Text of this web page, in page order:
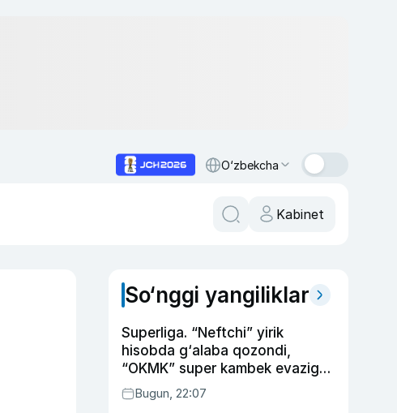
O‘zbekcha
Kabinet
So‘nggi yangiliklar
Superliga. “Neftchi” yirik
hisobda g‘alaba qozondi,
“OKMK” super kambek evaziga
“Bunyodkor”dan ustun keldi,
“Nasaf” durang qayd etdi
Bugun, 22:07